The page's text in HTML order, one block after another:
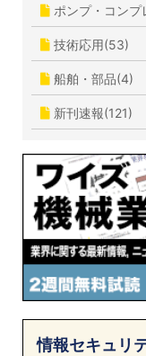
ポンプ・コン
技術応用(53)
船舶・部品(4)
新刊速報(121)
情報セキュリ